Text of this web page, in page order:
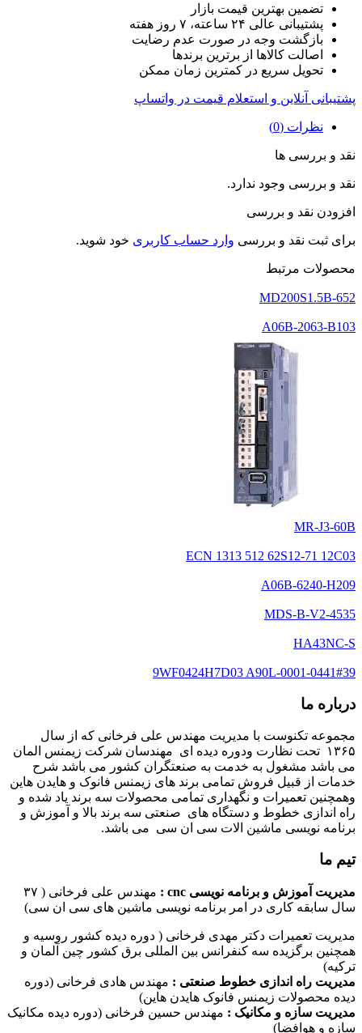
تضمین بهترین قیمت بازار
پشتیبانی عالی ۲۴ ساعته، ۷ روز هفته
بازگشت وجه در صورت عدم رضایت
اصالت کالاها از برترین برندها
تحویل سریع در کمترین زمان ممکن
پشتیبانی آنلاین و استعلام قیمت در واتساپ
نظرات (0)
نقد و بررسی ها
نقد و بررسی وجود ندارد.
افزودن نقد و بررسی
برای ثبت نقد و بررسی وارد حساب کاربری خود شوید.
محصولات مرتبط
MD200S1.5B-652
A06B-2063-B103
MR-J3-60B
ECN 1313 512 62S12-71 12C03
A06B-6240-H209
MDS-B-V2-4535
HA43NC-S
9WF0424H7D03 A90L-0001-0441#39
درباره ما
مجموعه تکنوست با مدیریت مهندس علی فرخانی که از سال
۱۳۶۵ تحت نظارت ودوره دیده ای مهندسان شرکت زیمنس المان
می باشد مشغول به خدمت به صنعتگران کشور می باشد شرح
خدمات از قبیل فروش تمامی برند های زیمنس فانوک و هایدن هاین
وهمچنین تعمیرات و نگهداری تمامی محصولات سه برند یاد شده و
راه اندازی خطوط و دستگاه های صنعتی سه برند بالا و آموزش و
برنامه نویسی ماشین الات سی ان سی می باشد.
تیم ما
مدیریت آموزش و برنامه نویسی cnc :
مهندس علی فرخانی ( ۳۷
سال سابقه کاری در امر برنامه نویسی ماشین های سی ان سی)
مدیریت تعمیرات دکتر مهدی فرخانی ( دوره دیده کشور روسیه و
همچنین برگزیده سه کنفرانس بین المللی برق کشور چین آلمان و
ترکیه)
مدیریت راه اندازی خطوط صنعتی : مهندس هادی فرخانی (دوره
دیده محصولات زیمنس فانوک هایدن هاین)
مدیریت سازه و مکانیک : مهندس حسین فرخانی (دوره دیده مکانیک
سازه و هوافضا)